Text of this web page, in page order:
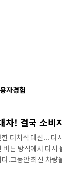
자경험
한 터치식 대신... 다
버튼 방식에서 다시
.그동안 최신 차량